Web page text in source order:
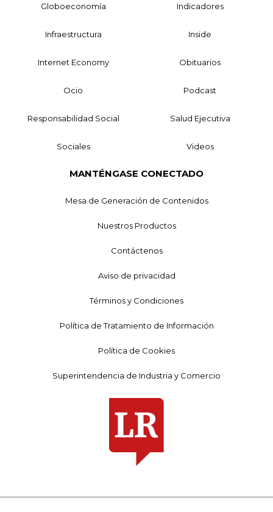
Globoeconomía Indicadores
Infraestructura Inside
Internet Economy Obituarios
Ocio Podcast
Responsabilidad Social Salud Ejecutiva
Sociales Videos
MANTÉNGASE CONECTADO
Mesa de Generación de Contenidos
Nuestros Productos
Contáctenos
Aviso de privacidad
Términos y Condiciones
Política de Tratamiento de Información
Política de Cookies
Superintendencia de Industria y Comercio